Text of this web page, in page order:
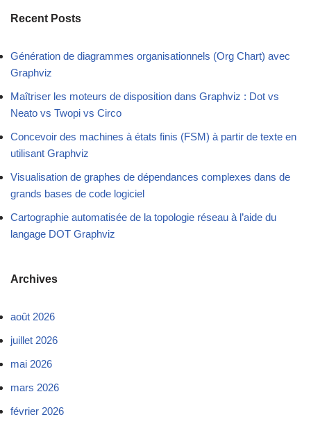
Recent Posts
Génération de diagrammes organisationnels (Org Chart) avec
Graphviz
Maîtriser les moteurs de disposition dans Graphviz : Dot vs
Neato vs Twopi vs Circo
Concevoir des machines à états finis (FSM) à partir de texte en
utilisant Graphviz
Visualisation de graphes de dépendances complexes dans de
grands bases de code logiciel
Cartographie automatisée de la topologie réseau à l’aide du
langage DOT Graphviz
Archives
août 2026
juillet 2026
mai 2026
mars 2026
février 2026